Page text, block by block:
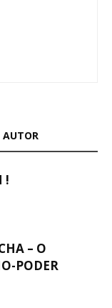
AUTOR
!
– O
PODER